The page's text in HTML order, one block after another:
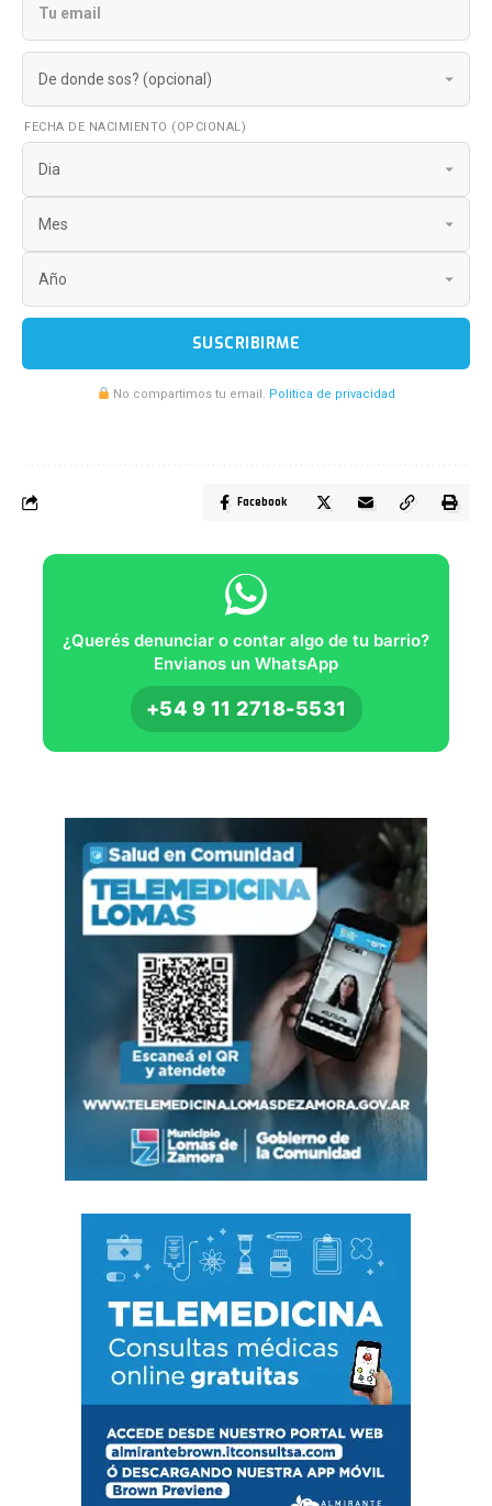
FECHA DE NACIMIENTO (OPCIONAL)
SUSCRIBIRME
No compartimos tu email. Politica de privacidad
Facebook
¿Querés denunciar o contar algo de tu barrio?
Envianos un WhatsApp
+54 9 11 2718-5531